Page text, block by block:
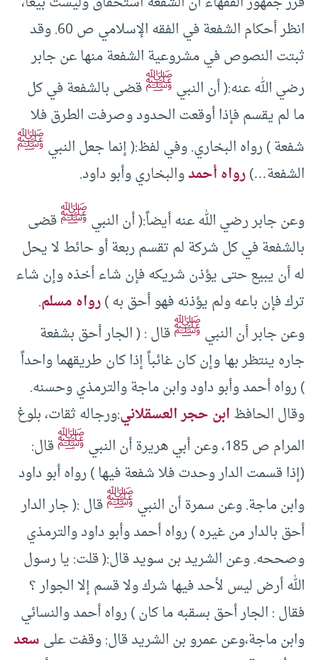
انظر أحكام الشفعة في الفقه الإسلامي ص 60. وقد
ثبتت النصوص في مشروعية الشفعة منها عن جابر
رضي الله عنه:( أن النبيﷺقضى بالشفعة في كل
ما لم يقسم فإذا أوقعت الحدود وصرفت الطرق فلا
شفعة ) رواه البخاري. وفي لفظ:( إنما جعل النبيﷺ
الشفعة…)رواه أحمدوالبخاري وأبو داود.
وعن جابر رضي الله عنه أيضاً:( أن النبيﷺقضى
بالشفعة في كل شركة لم تقسم ربعة أو حائط لا يحل
له أن يبيع حتى يؤذن شريكه فإن شاء أخذه وإن شاء
ترك فإن باعه ولم يؤذنه فهو أحق به )رواه مسلم.
وعن جابر أن النبيﷺقال : ( الجار أحق بشفعة
جاره ينتظر بها وإن كان غائباً إذا كان طريقهما واحداً
) رواه أحمد وأبو داود وابن ماجة والترمذي وحسنه.
وقال الحافظابن حجر العسقلاني:ورجاله ثقات، بلوغ
المرام ص 185، وعن أبي هريرة أن النبي
ﷺقال:
(إذا قسمت الدار وحدت فلا شفعة فيها ) رواه أبو داود
وابن ماجة. وعن سمرة أن النبيﷺقال :( جار الدار
أحق بالدار من غيره ) رواه أحمد وأبو داود والترمذي
وصححه. وعن الشريد بن سويد قال:( قلت: يا رسول
الله أرض ليس لأحد فيها شرك ولا قسم إلا الجوار ؟
فقال : الجار أحق بسقبه ما كان ) رواه أحمد والنسائي
وابن ماجة،وعن عمرو بن الشريد قال: وقفت علىسعد